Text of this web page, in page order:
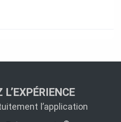
l’application